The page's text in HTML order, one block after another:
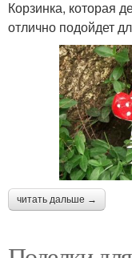
Корзинка, которая
отлично подойдет
читать дальше →